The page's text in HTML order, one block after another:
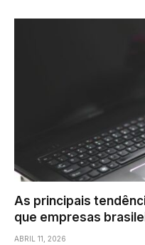
As principais
que empresas
ABRIL 11, 2026